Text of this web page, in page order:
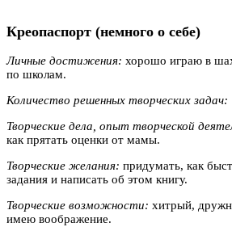
Креопаспорт (немного о себе)
Личные достижения: хорошо играю в
по школам.
Количество решенных творческих задач:
Творческие дела, опыт творческой
как прятать оценки от мамы.
Творческие желания: придумать, как
задания и написать об этом книгу.
Творческие возможности: хитрый,
имею воображение.